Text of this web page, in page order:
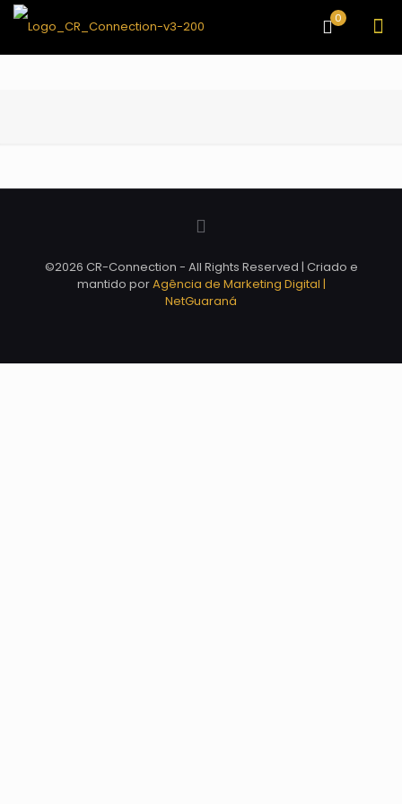
0
©2026 CR-Connection - All Rights Reserved | Criado e
mantido porAgência de Marketing Digital |
NetGuaraná